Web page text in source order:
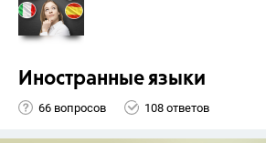
Иностранные языки
66 вопросов 108 ответов